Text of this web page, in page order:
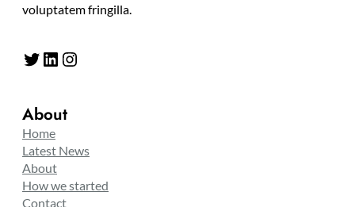
voluptatem fringilla.
Twitter LinkedIn Instagram
About
Home
Latest News
About
How we started
Contact